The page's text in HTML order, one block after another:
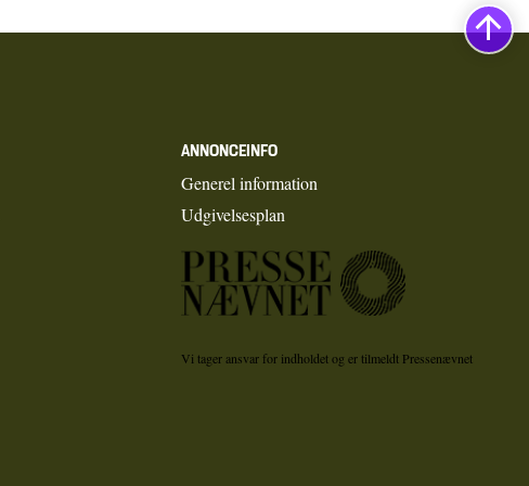
ANNONCEINFO
Generel information
Udgivelsesplan
Vi tager ansvar for indholdet og er tilmeldt Pressenævnet